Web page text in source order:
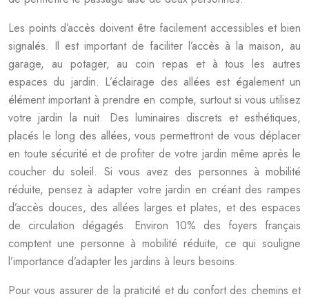
Les points d’accès doivent être facilement accessibles et bien
signalés. Il est important de faciliter l’accès à la maison, au
garage, au potager, au coin repas et à tous les autres
espaces du jardin. L’éclairage des allées est également un
élément important à prendre en compte, surtout si vous utilisez
votre jardin la nuit. Des luminaires discrets et esthétiques,
placés le long des allées, vous permettront de vous déplacer
en toute sécurité et de profiter de votre jardin même après le
coucher du soleil. Si vous avez des personnes à mobilité
réduite, pensez à adapter votre jardin en créant des rampes
d’accès douces, des allées larges et plates, et des espaces
de circulation dégagés. Environ 10% des foyers français
comptent une personne à mobilité réduite, ce qui souligne
l’importance d’adapter les jardins à leurs besoins.
Pour vous assurer de la praticité et du confort des chemins et